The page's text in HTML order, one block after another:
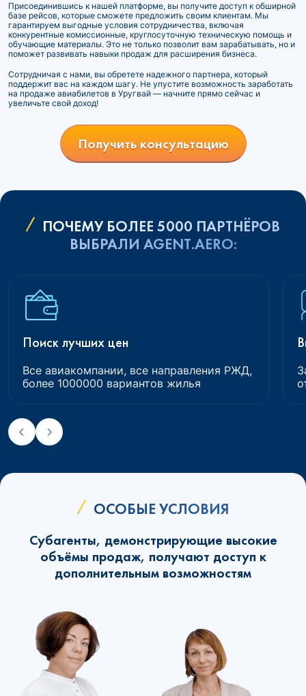
Присоединившись к нашей платформе, вы получите доступ к обширной
базе рейсов, которые сможете предложить своим клиентам. Мы
гарантируем выгодные условия сотрудничества, включая
конкурентные комиссионные, круглосуточную техническую помощь и
обучающие материалы. Это не только позволит вам зарабатывать, но и
поможет развивать навыки продаж для расширения бизнеса.
Сотрудничая с нами, вы обретете надежного партнера, который
поддержит вас на каждом шагу. Не упустите возможность заработать
на продаже авиабилетов в Уругвай — начните прямо сейчас и
увеличьте свой доход!
Получить консультацию
ПОЧЕМУ БОЛЕЕ 5000 ПАРТНЁРОВ
ВЫБРАЛИ AGENT.AERO:
Поиск лучших цен
Все авиакомпании, все направления РЖД,
более 1000000 вариантов жилья
ОСОБЫЕ УСЛОВИЯ
Субагенты, демонстрирующие высокие
объёмы продаж, получают доступ к
дополнительным возможностям